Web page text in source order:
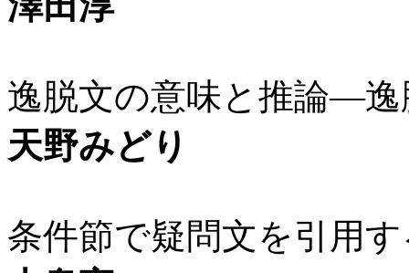
逸脱文の意味と推論―
天野みどり
条件節で疑問文を引用